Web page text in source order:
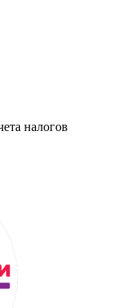
налогов